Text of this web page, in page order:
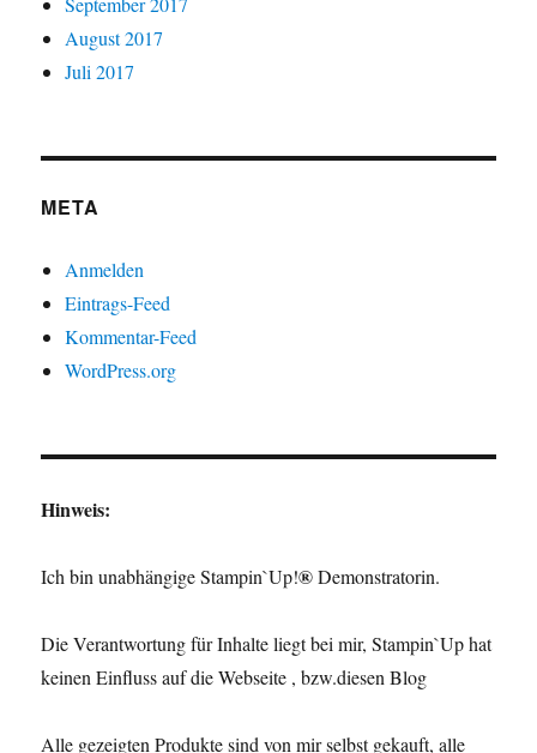
August 2017
Juli 2017
META
Anmelden
Eintrags-Feed
Kommentar-Feed
WordPress.org
Hinweis:
Ich bin unabhängige Stampin`Up!®Demonstratorin.
Die Verantwortung für Inhalte liegt bei mir, Stampin`Up hat
keinen Einfluss auf die Webseite , bzw.diesen Blog
Alle gezeigten Produkte sind von mir selbst gekauft, alle